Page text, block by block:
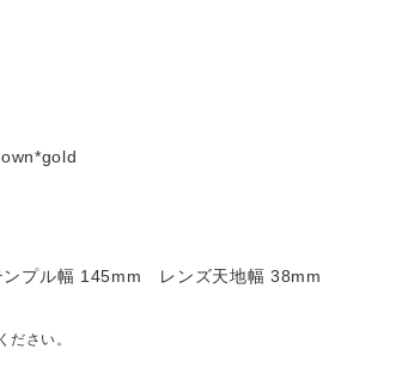
プル幅 145mm レンズ天地幅 38mm
ださい。